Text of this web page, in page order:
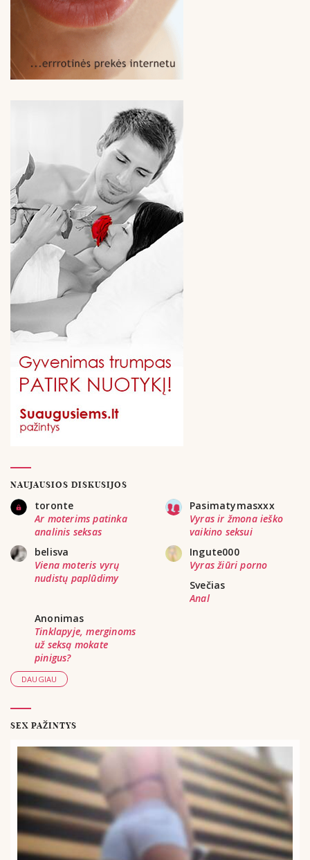
NAUJAUSIOS DISKUSIJOS
toronte
Ar moterims patinka
analinis seksas
Pasimatymasxxx
Vyras ir žmona ieško
vaikino seksui
belisva
Viena moteris vyrų
nudistų paplūdimy
Ingute000
Vyras žiūri porno
Svečias
Anal
Anonimas
Tinklapyje, merginoms
už seksą mokate
pinigus?
DAUGIAU
SEX PAŽINTYS